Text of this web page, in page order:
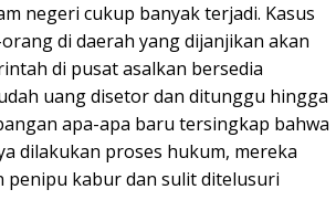
negeri cukup banyak terjadi. Kasus
di daerah yang dijanjikan akan
di pusat asalkan bersedia
uang disetor dan ditunggu hingga
apa-apa baru tersingkap bahwa
dilakukan proses hukum, mereka
kabur dan sulit ditelusuri